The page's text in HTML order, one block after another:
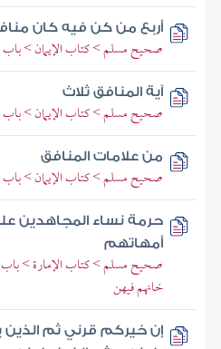
أربع من كن فيه كان
صحيح مسلم > كتاب الإيمان > باب
آية المنافق ثلاث
صحيح مسلم > كتاب الإيمان > باب
من علامات المنافق
صحيح مسلم > كتاب الإيمان > باب
حرمة نساء المجاهدين
أمهاتهم
صحيح مسلم > كتاب الإمارة > باب
خانهم فيهن
إن خيركم قرني ثم الذين